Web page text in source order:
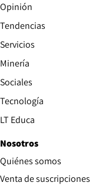
Opinión
Tendencias
Servicios
Minería
Sociales
Tecnología
LT Educa
Nosotros
Quiénes somos
Venta de suscripciones